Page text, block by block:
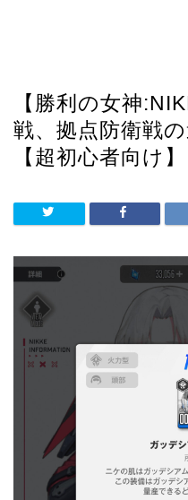
【勝利の女神
戦、拠点防衛戦
【超初心者向け】